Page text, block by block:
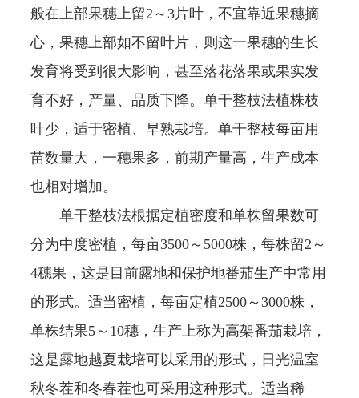
般在上部果穗上留2～3片叶，不宜靠近果穗摘
心，果穗上部如不留叶片，则这一果穗的生长
发育将受到很大影响，甚至落花落果或果实发
育不好，产量、品质下降。单干整枝法植株枝
叶少，适于密植、早熟栽培。单干整枝每亩用
苗数量大，一穗果多，前期产量高，生产成本
也相对增加。
单干整枝法根据定植密度和单株留果数可
分为中度密植，每亩3500～5000株，每株留2～
4穗果，这是目前露地和保护地番茄生产中常用
的形式。适当密植，每亩定植2500～3000株，
单株结果5～10穗，生产上称为高架番茄栽培，
这是露地越夏栽培可以采用的形式，日光温室
秋冬茬和冬春茬也可采用这种形式。适当稀